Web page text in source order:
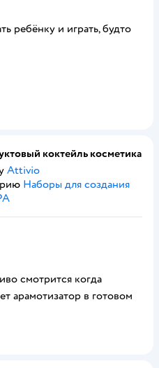
ребёнку и играть, будто
коктейль косметика
Attivio
Наборы для создания
смотрится когда
арамотизатор в готовом